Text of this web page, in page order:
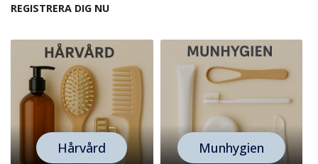
REGISTRERA DIG NU
Hårvård Munhygien